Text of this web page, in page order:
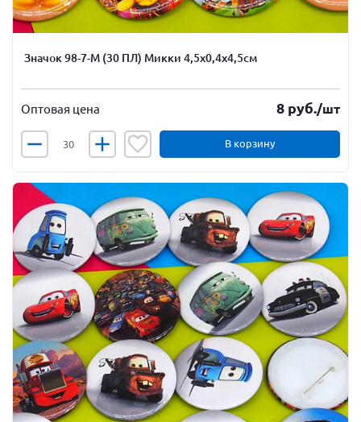
Значок 98-7-М (30 ПЛ) Микки 4,5х0,4х4,5см
Оптовая цена 8 руб./шт
В корзину